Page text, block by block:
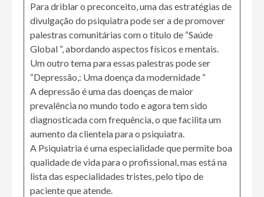
Para driblar o preconceito, uma das estratégias de
divulgação do psiquiatra pode ser a de promover
palestras comunitárias com o titulo de “Saúde
Global “, abordando aspectos físicos e mentais.
Um outro tema para essas palestras pode ser
“Depressão,: Uma doença da modernidade “
A depressão é uma das doenças de maior
prevalência no mundo todo e agora tem sido
diagnosticada com frequência, o que facilita um
aumento da clientela para o psiquiatra.
A Psiquiatria é uma especialidade que permite boa
qualidade de vida para o profissional, mas está na
lista das especialidades tristes, pelo tipo de
paciente que atende.